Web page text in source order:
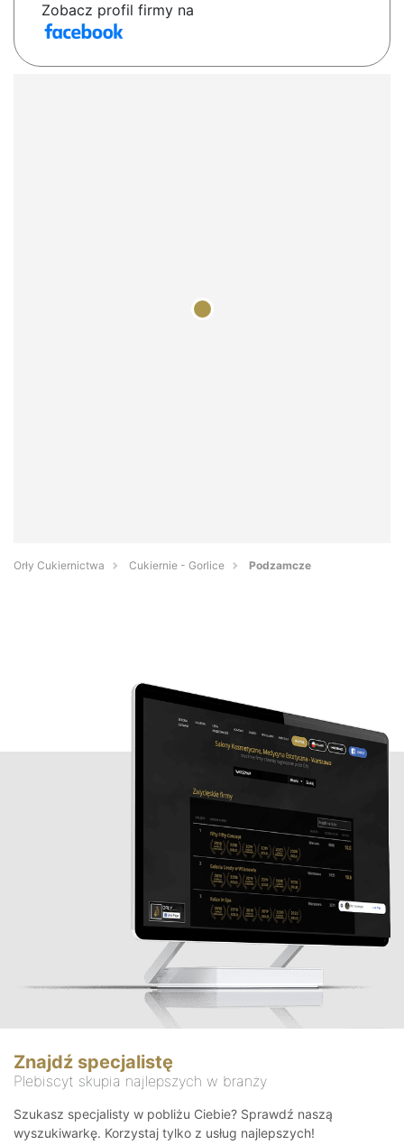
Zobacz profil firmy na
Orły Cukiernictwa Cukiernie - Gorlice Podzamcze
Znajdź specjalistę
Plebiscyt skupia najlepszych w branży
Szukasz specjalisty w pobliżu Ciebie? Sprawdź naszą
wyszukiwarkę. Korzystaj tylko z usług najlepszych!